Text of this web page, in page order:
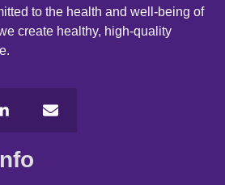
to the health and well-being of
create healthy, high-quality